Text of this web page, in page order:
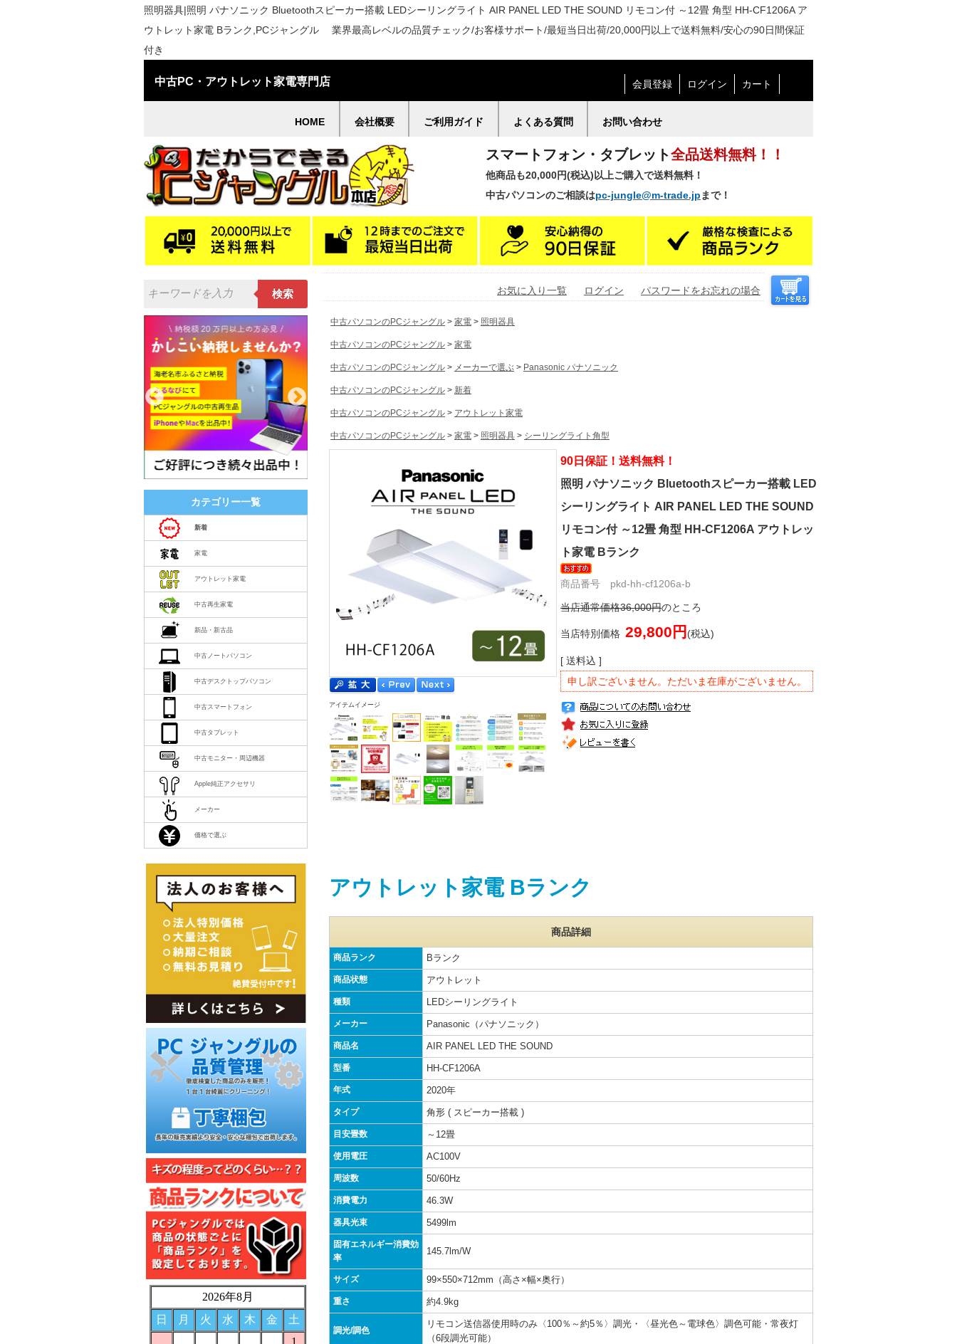
照明器具|照明 パナソニック Bluetoothスピーカー搭載 LEDシーリングライト AIR PANEL LED THE SOUND リモコン付 ～12畳 角型 HH-CF1206A ア
ウトレット家電 Bランク,PCジャングル 業界最高レベルの品質チェック/お客様サポート/最短当日出荷/20,000円以上で送料無料/安心の90日間保証
付き
中古PC・アウトレット家電専門店 会員登録 ログイン カート
HOME 会社概要 ご利用ガイド よくある質問 お問い合わせ
スマートフォン・タブレット全品送料無料！！
他商品も20,000円(税込)以上ご購入で送料無料！
中古パソコンのご相談はpc-jungle@m-trade.jp まで！
検索
カテゴリー一覧
新着
家電
アウトレット家電
中古再生家電
新品・新古品
中古ノートパソコン
中古デスクトップパソコン
中古スマートフォン
中古タブレット
中古モニター・周辺機器
Apple純正アクセサリ
メーカー
価格で選ぶ
お気に入り一覧 ログイン パスワードをお忘れの場合
中古パソコンのPCジャングル > 家電 > 照明器具
中古パソコンのPCジャングル > 家電
中古パソコンのPCジャングル > メーカーで選ぶ > Panasonic パナソニック
中古パソコンのPCジャングル > 新着
中古パソコンのPCジャングル > アウトレット家電
中古パソコンのPCジャングル > 家電 > 照明器具 > シーリングライト角型
90日保証！送料無料！
照明 パナソニック Bluetoothスピーカー搭載 LED
シーリングライト AIR PANEL LED THE SOUND
リモコン付 ～12畳 角型 HH-CF1206A アウトレッ
ト家電 Bランク
商品番号 pkd-hh-cf1206a-b
当店通常価格36,000円のところ
当店特別価格 29,800円 (税込)
[ 送料込 ]
申し訳ございません。ただいま在庫がございません。
アイテムイメージ
アウトレット家電 Bランク
商品詳細
商品ランク Bランク
商品状態 アウトレット
種類 LEDシーリングライト
メーカー Panasonic（パナソニック）
商品名 AIR PANEL LED THE SOUND
型番 HH-CF1206A
年式 2020年
タイプ 角形 ( スピーカー搭載 )
目安畳数 ～12畳
使用電圧 AC100V
周波数 50/60Hz
消費電力 46.3W
器具光束 5499lm
固有エネルギー消費効
率
145.7lm/W
サイズ 99×550×712mm（高さ×幅×奥行）
重さ 約4.9kg
調光/調色
リモコン送信器使用時のみ〈100％～約5％〉調光・〈昼光色～電球色〉調色可能・常夜灯
（6段調光可能）